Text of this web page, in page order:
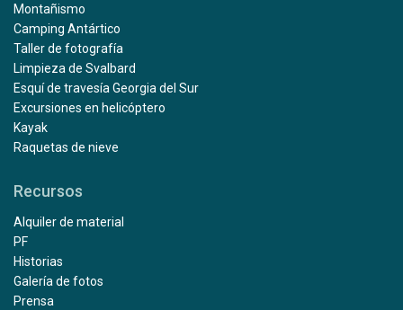
Montañismo
Camping Antártico
Taller de fotografía
Limpieza de Svalbard
Esquí de travesía Georgia del Sur
Excursiones en helicóptero
Kayak
Raquetas de nieve
Recursos
Alquiler de material
PF
Historias
Galería de fotos
Prensa